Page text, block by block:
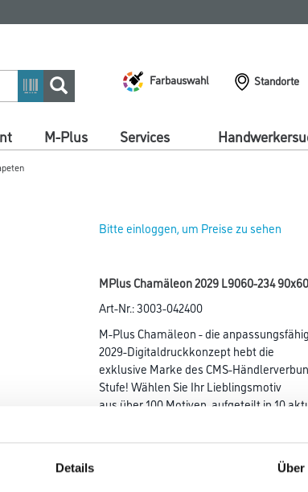
Details
Farbauswahl
Standorte
M-Plus Services
Bitte einloggen, um Preise zu sehen
MPlus Chamäleon 2029 L9060-234
Art-Nr.:3003-042400
M-Plus Chamäleon - die
2029-Digitaldruckkonzept hebt die
exklusive Marke des CMS-
Stufe! Wählen Sie Ihr Lieblingsmotiv
aus über 100 Motiven, aufgeteilt in 10
umsetzen! M-Plus Chamäleon 2029-
Sie so Ihre Digitaldrucktapete genau auf